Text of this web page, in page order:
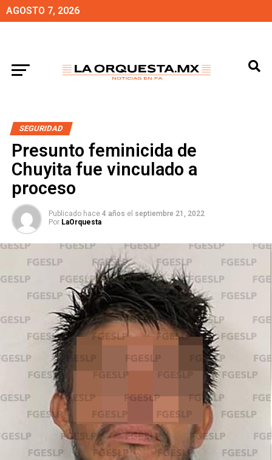
AGOSTO 7, 2026
SEGURIDAD
Presunto feminicida de
Chuyita fue vinculado a
proceso
Publicado hace 4 años el septiembre 21, 2022
Por LaOrquesta